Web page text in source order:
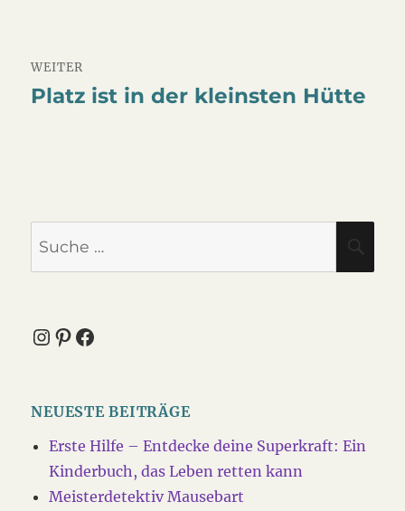
WEITER
Nächster
Platz ist in der kleinsten Hütte
nach:
Instagram
Pinterest
Facebook
NEUESTE BEITRÄGE
Erste Hilfe – Entdecke deine Superkraft: Ein
Kinderbuch, das Leben retten kann
Meisterdetektiv Mausebart